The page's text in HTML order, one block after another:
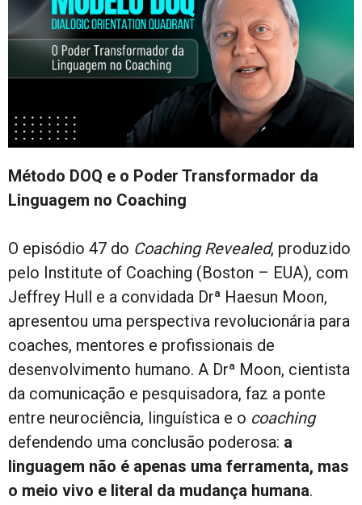
Método DOQ e o Poder Transformador da
Linguagem no Coaching
O episódio 47 do Coaching Revealed, produzido
pelo Institute of Coaching (Boston – EUA), com
Jeffrey Hull e a convidada Drª Haesun Moon,
apresentou uma perspectiva revolucionária para
coaches, mentores e profissionais de
desenvolvimento humano. A Drª Moon, cientista
da comunicação e pesquisadora, faz a ponte
entre neurociência, linguística e o coaching
defendendo uma conclusão poderosa: a
linguagem não é apenas uma ferramenta, mas
o meio vivo e literal da mudança humana.